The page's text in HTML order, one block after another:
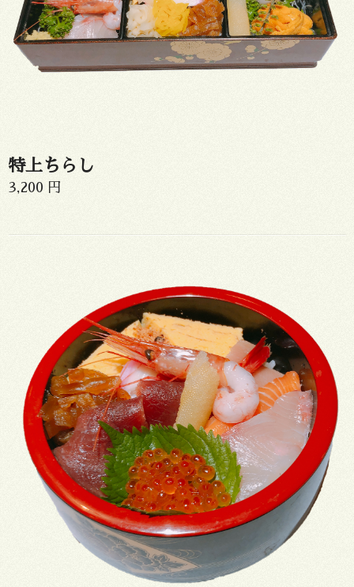
特上ちらし
3,200 円